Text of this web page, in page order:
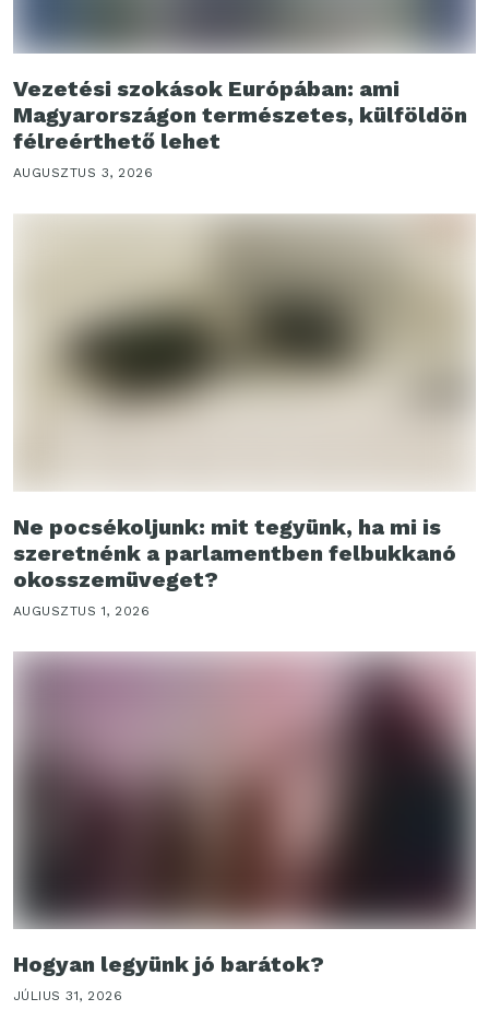
Vezetési szokások Európában: ami
Magyarországon természetes, külföldön
félreérthető lehet
AUGUSZTUS 3, 2026
Ne pocsékoljunk: mit tegyünk, ha mi is
szeretnénk a parlamentben felbukkanó
okosszemüveget?
AUGUSZTUS 1, 2026
Hogyan legyünk jó barátok?
JÚLIUS 31, 2026